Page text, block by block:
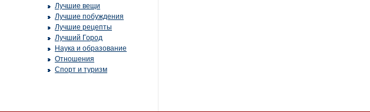
Лучшие вещи
Лучшие побуждения
Лучшие рецепты
Лучший Город
Наука и образование
Отношения
Спорт и туризм